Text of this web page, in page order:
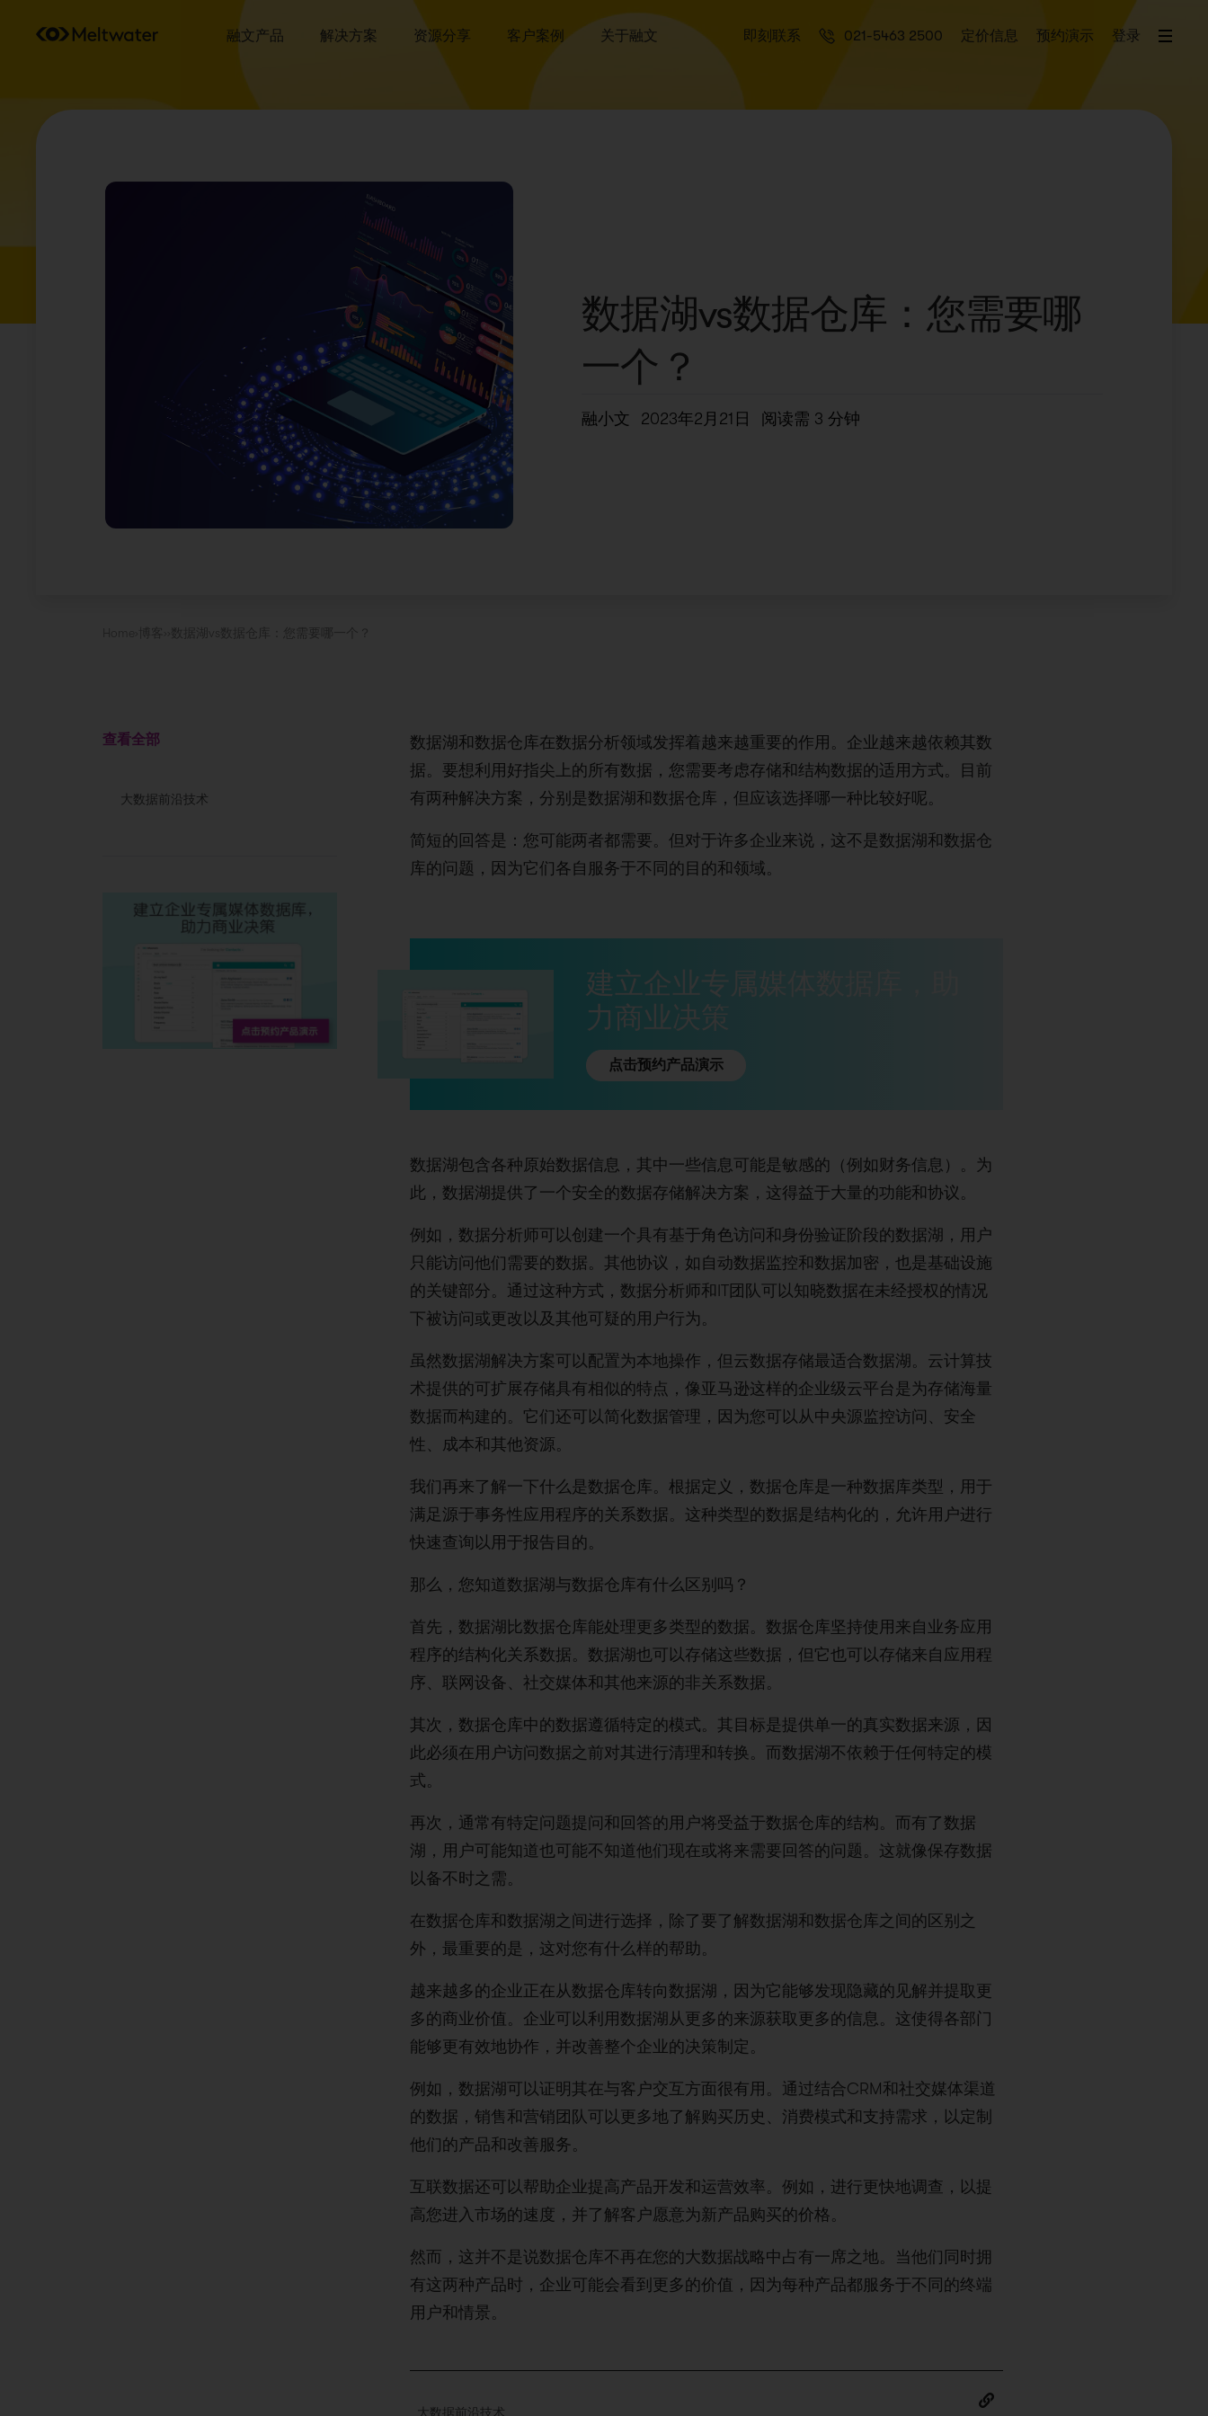
融文产品 解决方案 资源分享 客户案例 关于融文 即刻联系 021-5463 2500 定价信息 预约演示 登录
数据湖vs数据仓库：您需要哪
一个？
融小文 2023年2月21日 阅读需 3 分钟
数据湖vs数据仓库：您需要哪一个？
查看全部
大数据前沿技术
数据湖和数据仓库在数据分析领域发挥着越来越重要的作用。企业越来越依赖其数
据。要想利用好指尖上的所有数据，您需要考虑存储和结构数据的适用方式。目前
有两种解决方案，分别是数据湖和数据仓库，但应该选择哪一种比较好呢。
简短的回答是：您可能两者都需要。但对于许多企业来说，这不是数据湖和数据仓
库的问题，因为它们各自服务于不同的目的和领域。
建立企业专属媒体数据库，助
力商业决策
点击预约产品演示
数据湖包含各种原始数据信息，其中一些信息可能是敏感的（例如财务信息）。为
此，数据湖提供了一个安全的数据存储解决方案，这得益于大量的功能和协议。
例如，数据分析师可以创建一个具有基于角色访问和身份验证阶段的数据湖，用户
只能访问他们需要的数据。其他协议，如自动数据监控和数据加密，也是基础设施
的关键部分。通过这种方式，数据分析师和IT团队可以知晓数据在未经授权的情况
下被访问或更改以及其他可疑的用户行为。
虽然数据湖解决方案可以配置为本地操作，但云数据存储最适合数据湖。云计算技
术提供的可扩展存储具有相似的特点，像亚马逊这样的企业级云平台是为存储海量
数据而构建的。它们还可以简化数据管理，因为您可以从中央源监控访问、安全
性、成本和其他资源。
我们再来了解一下什么是数据仓库。根据定义，数据仓库是一种数据库类型，用于
满足源于事务性应用程序的关系数据。这种类型的数据是结构化的，允许用户进行
快速查询以用于报告目的。
那么，您知道数据湖与数据仓库有什么区别吗？
首先，数据湖比数据仓库能处理更多类型的数据。数据仓库坚持使用来自业务应用
程序的结构化关系数据。数据湖也可以存储这些数据，但它也可以存储来自应用程
序、联网设备、社交媒体和其他来源的非关系数据。
其次，数据仓库中的数据遵循特定的模式。其目标是提供单一的真实数据来源，因
此必须在用户访问数据之前对其进行清理和转换。而数据湖不依赖于任何特定的模
式。
再次，通常有特定问题提问和回答的用户将受益于数据仓库的结构。而有了数据
湖，用户可能知道也可能不知道他们现在或将来需要回答的问题。这就像保存数据
以备不时之需。
在数据仓库和数据湖之间进行选择，除了要了解数据湖和数据仓库之间的区别之
外，最重要的是，这对您有什么样的帮助。
越来越多的企业正在从数据仓库转向数据湖，因为它能够发现隐藏的见解并提取更
多的商业价值。企业可以利用数据湖从更多的来源获取更多的信息。这使得各部门
能够更有效地协作，并改善整个企业的决策制定。
例如，数据湖可以证明其在与客户交互方面很有用。通过结合CRM和社交媒体渠道
的数据，销售和营销团队可以更多地了解购买历史、消费模式和支持需求，以定制
他们的产品和改善服务。
互联数据还可以帮助企业提高产品开发和运营效率。例如，进行更快地调查，以提
高您进入市场的速度，并了解客户愿意为新产品购买的价格。
然而，这并不是说数据仓库不再在您的大数据战略中占有一席之地。当他们同时拥
有这两种产品时，企业可能会看到更多的价值，因为每种产品都服务于不同的终端
用户和情景。
大数据前沿技术